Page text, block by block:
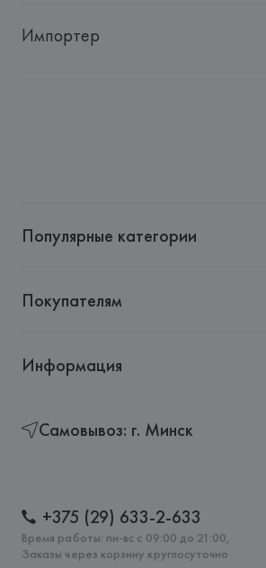
Импортер
Популярные категории
Покупателям
Информация
Самовывоз: г. Минск
+375 (29) 633-2-633
Время работы: пн-вс с 09:00 до 21:00,
Заказы через корзину круглосуточно